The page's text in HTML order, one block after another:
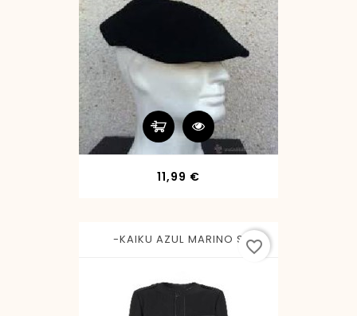
11,99 €Precio
-KAIKU AZUL MARINO S favorite_border